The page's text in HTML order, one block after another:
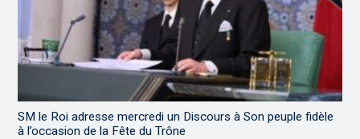
SM le Roi adresse mercredi un Discours à Son peuple fidèle
à l’occasion de la Fête du Trône